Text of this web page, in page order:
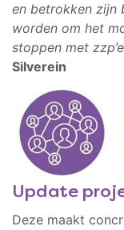
en betrokken zijn
worden om het
stoppen met
Silverein
Update
Deze maakt